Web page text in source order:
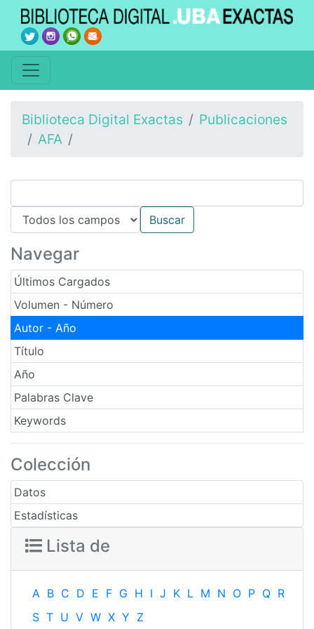
Biblioteca Digital Exactas
Publicaciones
AFA
Navegar
Últimos Cargados
Volumen - Número
Autor - Año
Título
Año
Palabras Clave
Keywords
Colección
Datos
Estadísticas
Lista de
A B C D E F G H I J K L M N O P Q R
S T U V W X Y Z